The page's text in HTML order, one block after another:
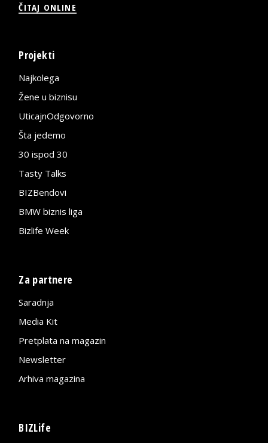
ČITAJ ONLINE
Projekti
Najkolega
Žene u biznisu
UticajnOdgovorno
Šta jedemo
30 ispod 30
Tasty Talks
BIZBendovi
BMW biznis liga
Bizlife Week
Za partnere
Saradnja
Media Kit
Pretplata na magazin
Newsletter
Arhiva magazina
BIZLife